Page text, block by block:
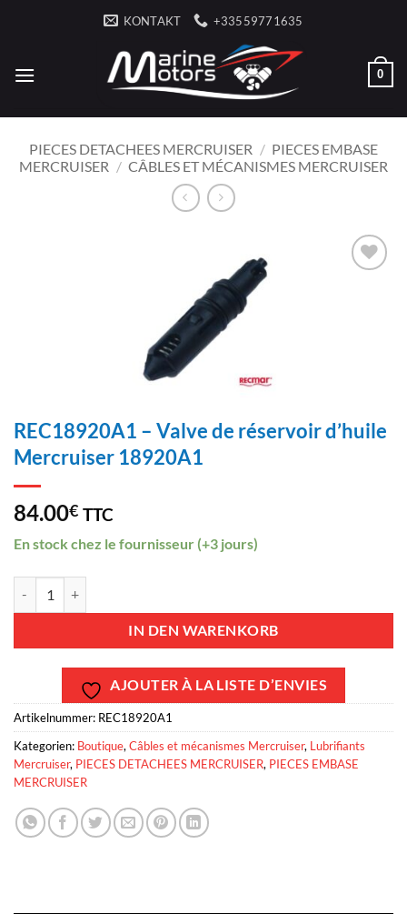
KONTAKT +33559771635
0
PIECES DETACHEES MERCRUISER / PIECES EMBASE
MERCRUISER / CÂBLES ET MÉCANISMES MERCRUISER
REC18920A1 – Valve de réservoir d’huile
Mercruiser 18920A1
84.00€ TTC
En stock chez le fournisseur (+3 jours)
IN DEN WARENKORB
AJOUTER À LA LISTE D’ENVIES
Artikelnummer: REC18920A1
Kategorien: Boutique, Câbles et mécanismes Mercruiser, Lubrifiants
Mercruiser, PIECES DETACHEES MERCRUISER, PIECES EMBASE
MERCRUISER